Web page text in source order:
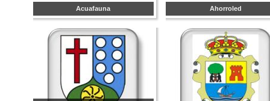
Acuafauna Ahorroled